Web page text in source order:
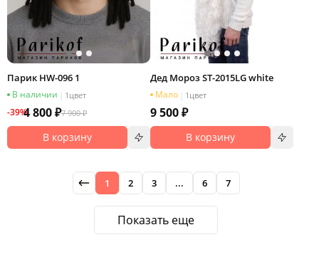
Парик HW-096 1
В наличии 1 цвет
-39%4 800 ₽7 900 ₽
В корзину
Дед Мороз ST-2015LG white
Мало 1 цвет
9 500 ₽
В корзину
1 2 3 ... 6 7
Показать еще